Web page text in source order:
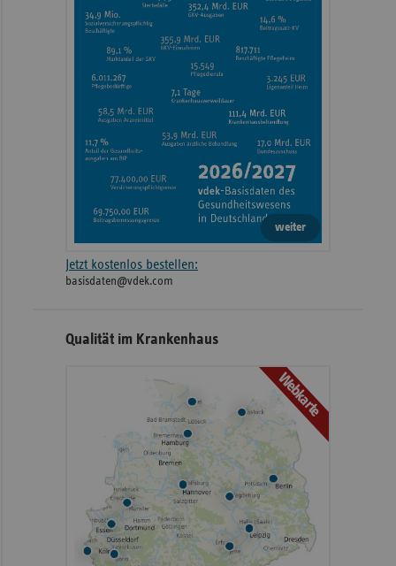
weiter
Jetzt kostenlos bestellen:
basisdaten@vdek.com
Qualität im Krankenhaus
Webkarte